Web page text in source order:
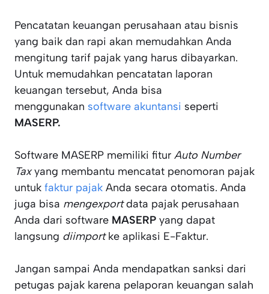
Pencatatan keuangan perusahaan atau bisnis
yang baik dan rapi akan memudahkan Anda
mengitung tarif pajak yang harus dibayarkan.
Untuk memudahkan pencatatan laporan
keuangan tersebut, Anda bisa
menggunakan software akuntansi seperti
MASERP.
Software MASERP memiliki fitur Auto Number
Taxyang membantu mencatat penomoran pajak
untuk faktur pajak Anda secara otomatis. Anda
juga bisa mengexportdata pajak perusahaan
Anda dari software MASERP yang dapat
langsung diimportke aplikasi E-Faktur.
Jangan sampai Anda mendapatkan sanksi dari
petugas pajak karena pelaporan keuangan salah